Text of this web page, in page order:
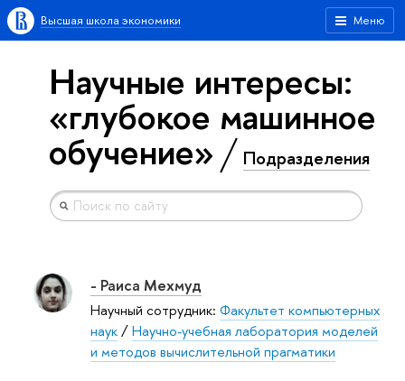
Меню
Высшая школа экономики
Научные интересы:
«глубокое машинное
обучение» Подразделения
- Раиса Мехмуд
Научный сотрудник: Факультет компьютерных
наук/Научно-учебная лаборатория моделей
и методов вычислительной прагматики